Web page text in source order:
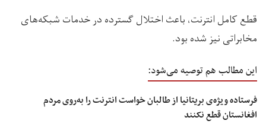
قطع کامل انترنت، باعث اختلال گسترده در خدمات شبکه‌های
مخابراتی نیز شده بود.
این مطالب هم توصیه می‌شود:
فرستاده ویژه‌ی بریتانیا از طالبان خواست انترنت را به‌روی مردم
افغانستان قطع نکنند